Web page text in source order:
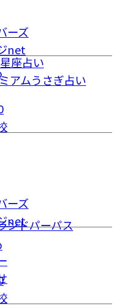
座占い
アムうさぎ占い
ーズ
net
ーズ
net
ンドパーパス